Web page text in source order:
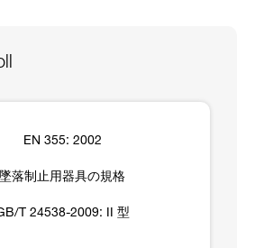
EN 355: 2002
墜落制止用器具の規格
T 24538-2009: II 型